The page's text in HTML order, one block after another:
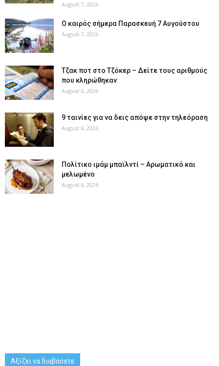
August 7, 2026
Ο καιρός σήμερα Παρασκευή 7 Αυγούστου
August 7, 2026
Tζακ ποτ στο Τζόκερ – Δείτε τους αριθμούς
που κληρώθηκαν
August 6, 2026
9 ταινίες για να δεις απόψε στην τηλεόραση
August 6, 2026
Πολίτικο ιμάμ μπαϊλντί – Αρωματικό και
μελωμένο
August 6, 2026
Αξίζει να διαβάσετε